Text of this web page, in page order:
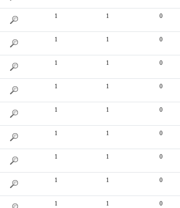
1 1 0
1 1 0
1 1 0
1 1 0
1 1 0
1 1 0
1 1 0
1 1 0
1 1 0